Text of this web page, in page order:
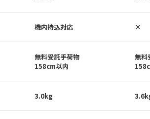
機内持込対応 ×
無料受託手荷物
158cm以内
無料
3.0kg